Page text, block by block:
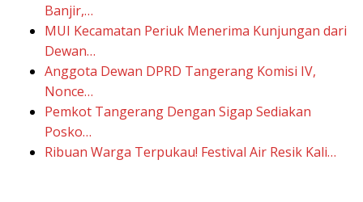
Banjir,…
MUI Kecamatan Periuk Menerima Kunjungan dari
Dewan…
Anggota Dewan DPRD Tangerang Komisi IV,
Nonce…
Pemkot Tangerang Dengan Sigap Sediakan
Posko…
Ribuan Warga Terpukau! Festival Air Resik Kali…